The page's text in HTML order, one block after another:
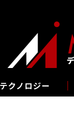
テクノロジー